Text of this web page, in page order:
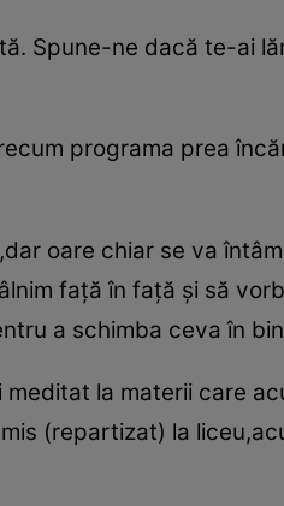
Spune-ne dacă te-ai
programa prea
oare chiar se va
faţă în faţă şi să
a schimba ceva în
la materii care
(repartizat) la